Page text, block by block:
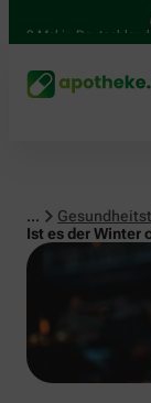
Mal in Deutschland
...
Ist es der Winter
Psyche &